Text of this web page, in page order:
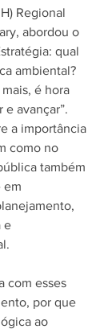
Regional
abordou o
qual
ambiental?
é hora
avançar”.
a importância
como no
também
em
e
com esses
por que
ao